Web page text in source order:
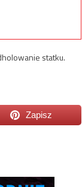
statku.
Zapisz